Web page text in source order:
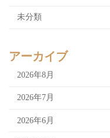
未分類
アーカイブ
2026年8月
2026年7月
2026年6月